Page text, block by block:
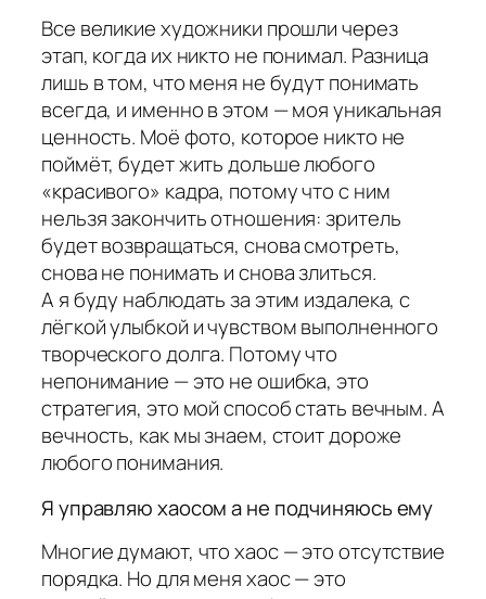
Все великие художники прошли через
этап, когда их никто не понимал. Разница
лишь в том, что меня не будут понимать
всегда, и именно в этом — моя уникальная
ценность. Моё фото, которое никто не
поймёт, будет жить дольше любого
«красивого» кадра, потому что с ним
нельзя закончить отношения: зритель
будет возвращаться, снова смотреть,
снова не понимать и снова злиться.
А я буду наблюдать за этим издалека, с
лёгкой улыбкой и чувством выполненного
творческого долга. Потому что
непонимание — это не ошибка, это
стратегия, это мой способ стать вечным. А
вечность, как мы знаем, стоит дороже
любого понимания.
Я управляю хаосом а не подчиняюсь ему
Многие думают, что хаос — это отсутствие
порядка. Но для меня хаос — это